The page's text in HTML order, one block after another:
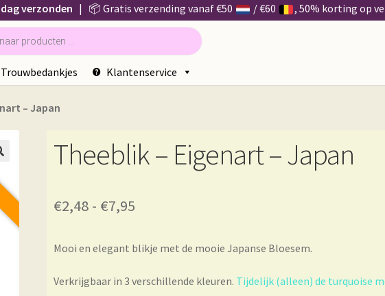
verzonden | 📦 Gratis verzending vanaf €50 / €60
, 50% korting op
Trouwbedankjes Klantenservice
– Japan
Theeblik – Eigenart – Japan
€2,48 - €7,95Prijsklasse:
tot
€7,95
Mooi en elegant blikje met de mooie Japanse Bloesem.
Verkrijgbaar in 3 verschillende kleuren. Tijdelijk (alleen) de turquoise